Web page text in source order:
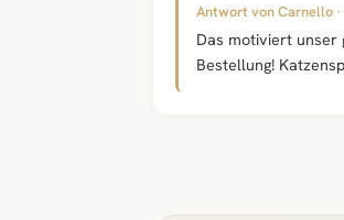
Antwort von Carnello ·
Das motiviert unser
Bestellung!